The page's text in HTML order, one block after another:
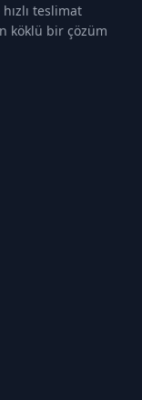
teslimat
köklü bir çözüm